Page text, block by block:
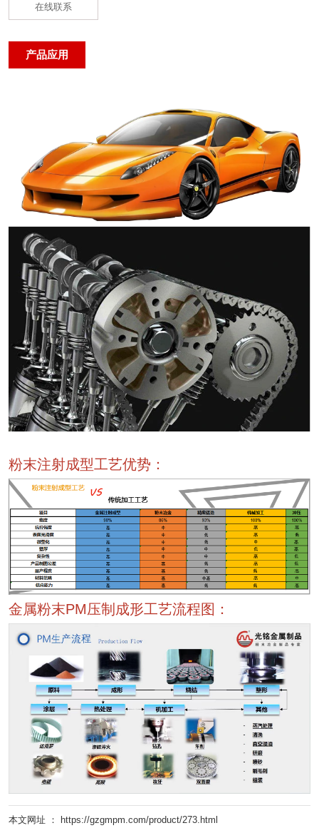
在线联系
产品应用
粉末注射成型工艺优势：
金属粉末PM压制成形工艺流程图：
本文网址 ： https://gzgmpm.com/product/273.html